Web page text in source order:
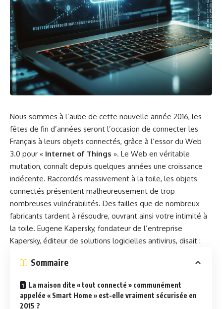
Nous sommes à l’aube de cette nouvelle année 2016, les
fêtes de fin d’années seront l’occasion de connecter les
Français à leurs objets connectés, grâce à l’essor du Web
3.0 pour « Internet of Things ». Le Web en véritable
mutation, connaît depuis quelques années une croissance
indécente. Raccordés massivement à la toile, les objets
connectés présentent malheureusement de trop
nombreuses vulnérabilités. Des failles que de nombreux
fabricants tardent à résoudre, ouvrant ainsi votre intimité à
la toile. Eugene Kapersky, fondateur de l’entreprise
Kapersky, éditeur de solutions logicielles antivirus, disait :
Sommaire
La maison dite « tout connecté » communément
appelée « Smart Home » est-elle vraiment sécurisée en
2015 ?